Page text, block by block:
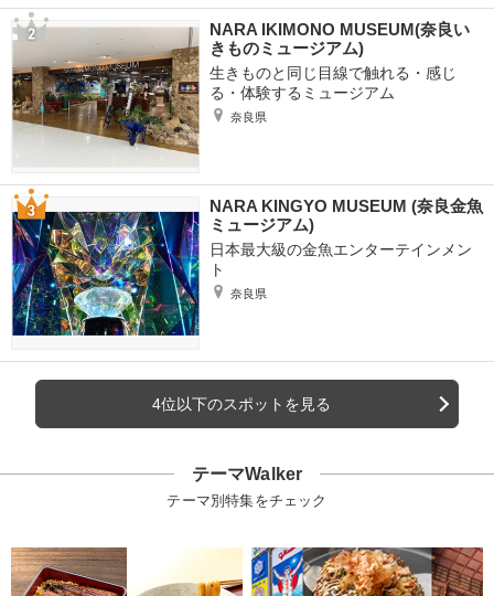
NARA IKIMONO MUSEUM(奈良い
きものミュージアム)
生きものと同じ目線で触れる・感じ
る・体験するミュージアム
奈良県
NARA KINGYO MUSEUM (奈良金魚
ミュージアム)
日本最大級の金魚エンターテインメン
ト
奈良県
4位以下のスポットを見る
テーマWalker
テーマ別特集をチェック